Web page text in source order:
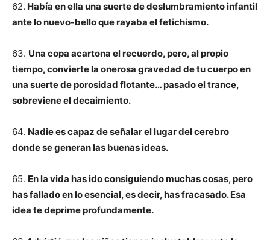
62. Había en ella una suerte de deslumbramiento infantil
ante lo nuevo-bello que rayaba el fetichismo.
63. Una copa acartona el recuerdo, pero, al propio
tiempo, convierte la onerosa gravedad de tu cuerpo en
una suerte de porosidad flotante… pasado el trance,
sobreviene el decaimiento.
64. Nadie es capaz de señalar el lugar del cerebro
donde se generan las buenas ideas.
65. En la vida has ido consiguiendo muchas cosas, pero
has fallado en lo esencial, es decir, has fracasado. Esa
idea te deprime profundamente.